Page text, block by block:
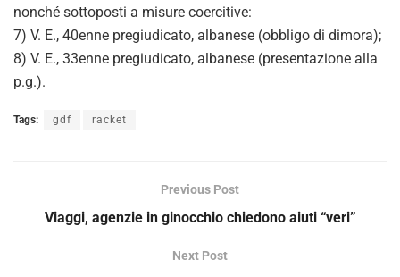
nonché sottoposti a misure coercitive:
7) V. E., 40enne pregiudicato, albanese (obbligo di dimora);
8) V. E., 33enne pregiudicato, albanese (presentazione alla
p.g.).
Tags: gdf racket
Previous Post
Viaggi, agenzie in ginocchio chiedono aiuti “veri”
Next Post